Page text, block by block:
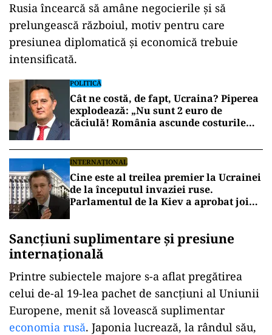
Rusia încearcă să amâne negocierile și să
prelungească războiul, motiv pentru care
presiunea diplomatică și economică trebuie
intensificată.
POLITICĂ
Cât ne costă, de fapt, Ucraina? Piperea
explodează: „Nu sunt 2 euro de
căciulă! România ascunde costurile
INTERNAȚIONAL
Cine este al treilea premier la Ucrainei
de la începutul invaziei ruse.
Parlamentul de la Kiev a aprobat joi
Sancțiuni suplimentare și presiune
internațională
Printre subiectele majore s-a aflat pregătirea
celui de-al 19-lea pachet de sancțiuni al Uniunii
Europene, menit să lovească suplimentar
economia rusă. Japonia lucrează, la rândul său,